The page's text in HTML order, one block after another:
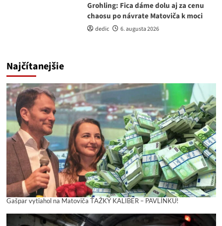
Grohling: Fica dáme dolu aj za cenu
chaosu po návrate Matoviča k moci
dedic 6. augusta 2026
Najčítanejšie
Gašpar vytiahol na Matoviča ŤAŽKÝ KALIBER – PAVLÍNKU!